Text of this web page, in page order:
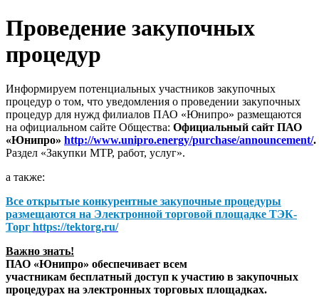
Проведение закупочных
процедур
Информируем потенциальных участников закупочных
процедур о том, что уведомления о проведении закупочных
процедур для нужд филиалов ПАО «Юнипро» размещаются
на официальном сайте Общества: Официальный сайт ПАО
«Юнипро» http://www.unipro.energy/purchase/announcement/.
Раздел «Закупки МТР, работ, услуг».
а также:
Все открытые конкурентные закупочные процедуры
размещаются на Электронной торговой площадке ТЭК-
Торг https://tektorg.ru/
Важно знать!
ПАО «Юнипро» обеспечивает всем
участникам бесплатный доступ к участию в закупочных
процедурах на электронных торговых площадках.